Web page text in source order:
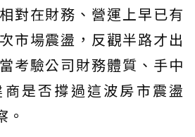
對在財務、營運上早已有
市場震盪，反觀半路才出
考驗公司財務體質、手中
是否撐過這波房市震盪
。